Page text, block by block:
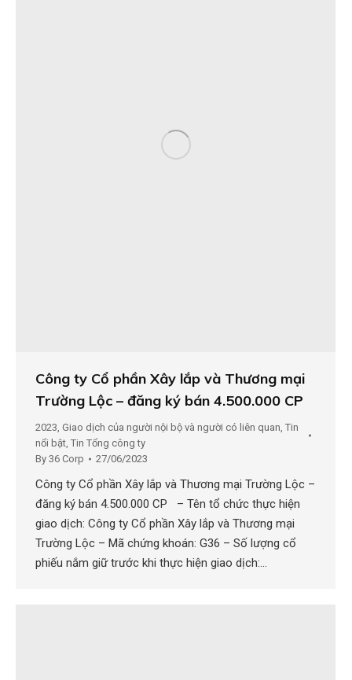
Công ty Cổ phần Xây lắp và Thương mại
Trường Lộc – đăng ký bán 4.500.000 CP
2023 Giao dịch của người nội bộ và người có liên quan Tin
nổi bật Tin Tổng công ty
By 36 Corp 27/06/2023
Công ty Cổ phần Xây lắp và Thương mại Trường Lộc –
đăng ký bán 4.500.000 CP – Tên tổ chức thực hiện
giao dịch: Công ty Cổ phần Xây lắp và Thương mại
Trường Lộc – Mã chứng khoán: G36 – Số lượng cổ
phiếu nắm giữ trước khi thực hiện giao dịch:…